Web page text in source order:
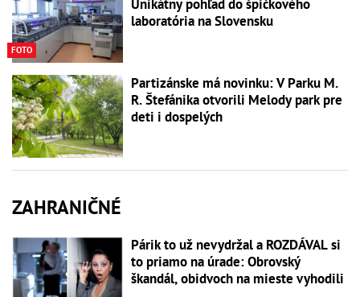
FOTO
Unikátny pohľad do špičkového
laboratória na Slovensku
Partizánske má novinku: V Parku M.
R. Štefánika otvorili Melody park pre
deti i dospelých
ZAHRANIČNÉ
Párik to už nevydržal a ROZDÁVAL si
to priamo na úrade: Obrovský
škandál, obidvoch na mieste vyhodili